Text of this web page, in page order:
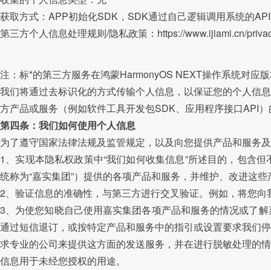
获取方式：APP初始化SDK，SDK通过自己逻辑调用系统的
第三方个人信息处理规则/隐私政策：https://www.ijiami.cn/
注：标*的第三方服务在鸿蒙HarmonyOS NEXT操作系统对应
我们将通过去标识化的方式传输个人信息，以保证您的个人信
方产品或服务（例如软件工具开发包SDK、应用程序接口API
第四条：我们如何使用个人信息
为了遵守国家法律法规及监管规定，以及向您提供产品和服务
1、实现本隐私权政策中“我们如何收集信息”所述目的，包含
统称为“嘉实集团”）提供的各项产品和服务，并维护、改进这
2、验证信息的准确性，与第三方进行交叉验证。例如，将您
3、为使您知晓自己使用嘉实集团各项产品和服务的情况或了
通过短信退订，或按特定产品和服务中的指引或设置要求我们
求专业的公司来提供这方面的发送服务，并在进行脱敏处理的
信息用于未经您授权的用途。